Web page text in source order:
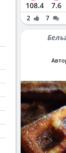
108.4 7.6
2 7